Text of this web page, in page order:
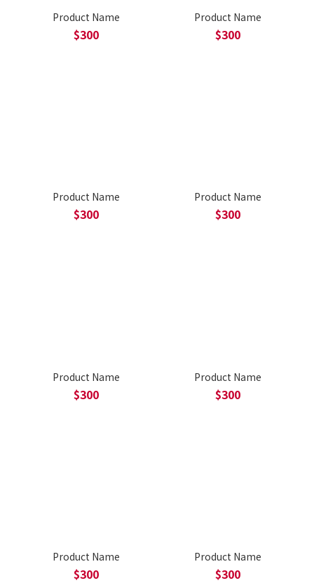
Product Name
$300
Product Name
$300
Product Name
$300
Product Name
$300
Product Name
$300
Product Name
$300
Product Name
$300
Product Name
$300